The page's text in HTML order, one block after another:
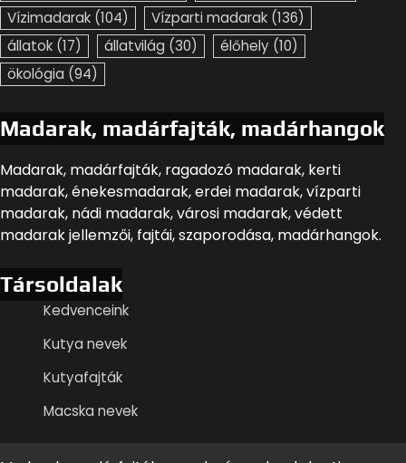
Vízimadarak (104) Vízparti madarak (136)
állatok (17) állatvilág (30) élőhely (10)
ökológia (94)
Madarak, madárfajták, madárhangok
Madarak, madárfajták, ragadozó madarak, kerti
madarak, énekesmadarak, erdei madarak, vízparti
madarak, nádi madarak, városi madarak, védett
madarak jellemzői, fajtái, szaporodása, madárhangok.
Társoldalak
Kedvenceink
Kutya nevek
Kutyafajták
Macska nevek